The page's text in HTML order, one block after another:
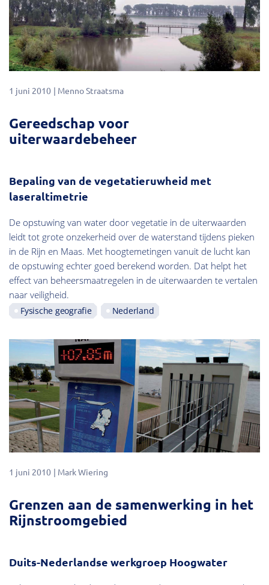
1 juni 2010 Menno Straatsma
Gereedschap voor
uiterwaardebeheer
Bepaling van de vegetatieruwheid met
laseraltimetrie
De opstuwing van water door vegetatie in de uiterwaarden
leidt tot grote onzekerheid over de waterstand tijdens pieken
in de Rijn en Maas. Met hoogtemetingen vanuit de lucht kan
de opstuwing echter goed berekend worden. Dat helpt het
effect van beheersmaatregelen in de uiterwaarden te vertalen
naar veiligheid.
Fysische geografie Nederland
1 juni 2010 Mark Wiering
Grenzen aan de samenwerking in het
Rijnstroomgebied
Duits-Nederlandse werkgroep Hoogwater